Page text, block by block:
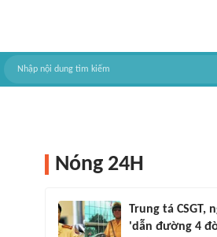
Nóng 24H
Trung tá CSGT,
'dẫn đường 4